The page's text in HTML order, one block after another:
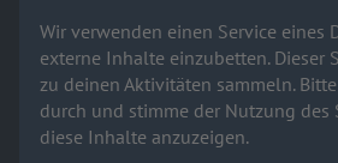
Wir verwenden einen Service eines
externe Inhalte einzubetten. Dieser
zu deinen Aktivitäten sammeln.
durch und stimme der Nutzung des
diese Inhalte anzuzeigen.